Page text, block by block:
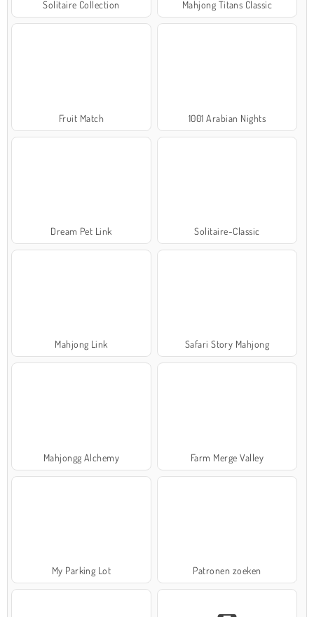
Solitaire Collection Mahjong Titans Classic
Fruit Match 1001 Arabian Nights
Dream Pet Link Solitaire-Classic
Mahjong Link Safari Story Mahjong
Mahjongg Alchemy Farm Merge Valley
My Parking Lot Patronen zoeken